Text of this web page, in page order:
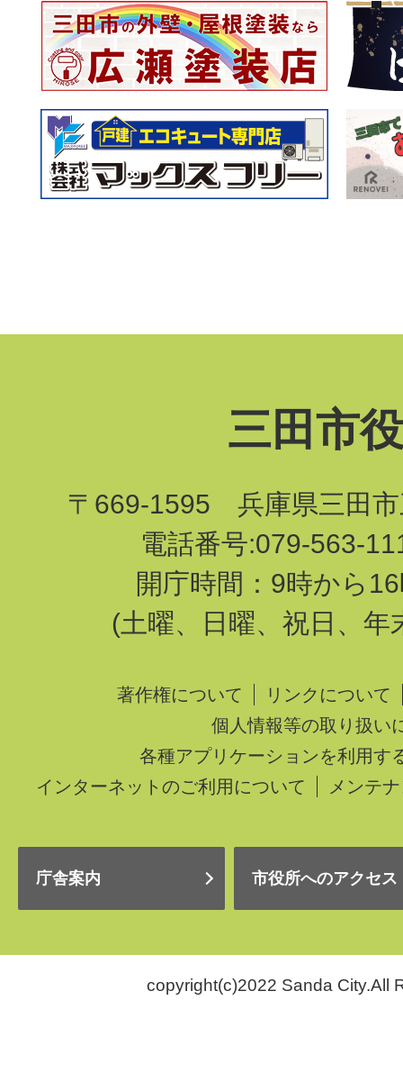
三田市
〒669-1595 兵庫県三田市
電話番号:079-563-
開庁時間：9時から
(土曜、日曜、祝日、年
著作権について
リンクについて
個人情報等の取り扱い
各種アプリケーションを利用す
インターネットのご利用について
メンテ
庁舎案内 市役所へのアクセス
copyright(c)2022 Sanda City.All